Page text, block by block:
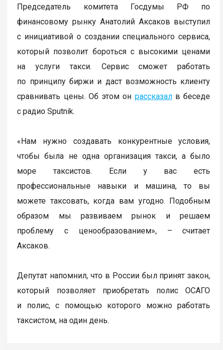
Председатель комитета Госдумы РФ по
финансовому рынку Анатолий Аксаков выступил
с инициативой о создании специального сервиса,
который позволит бороться с высокими ценами
на услуги такси. Сервис сможет работать
по принципу биржи и даст возможность клиенту
сравнивать цены. Об этом он рассказалв беседе
с радио Sputnik.
«Нам нужно создавать конкурентные условия,
чтобы была не одна организация такси, а было
море таксистов. Если у вас есть
профессиональные навыки и машина, то вы
можете таксовать, когда вам угодно. Подобным
образом мы развиваем рынок и решаем
проблему с ценообразованием», – считает
Аксаков.
Депутат напомнил, что в России был принят закон,
который позволяет приобретать полис ОСАГО
и полис, с помощью которого можно работать
таксистом, на один день.